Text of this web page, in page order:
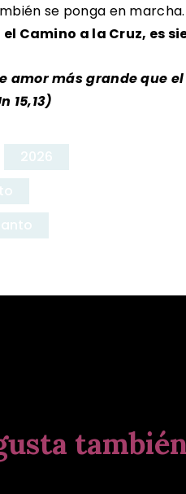
se ponga en
el Camino a la Cruz, es
amor más grande que
15,13)
2026